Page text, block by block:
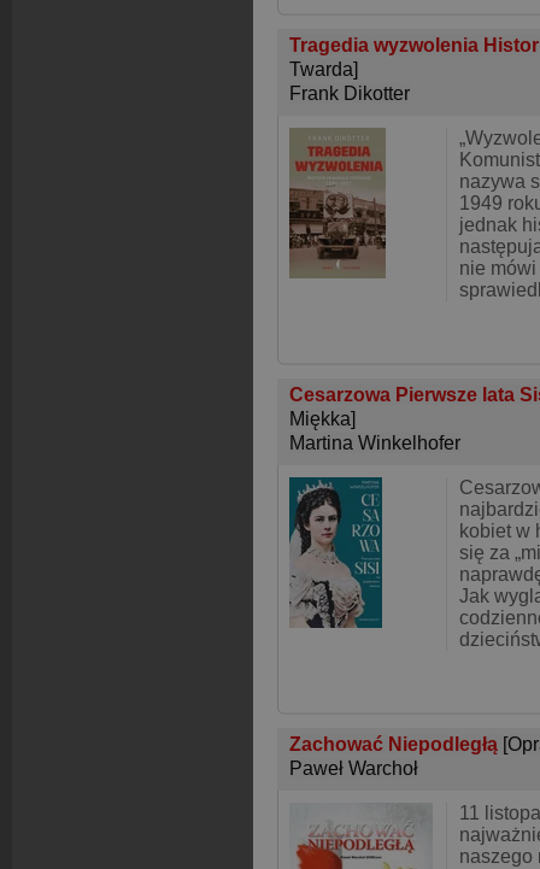
Tragedia wyzwolenia
Twarda]
Frank Dikotter
nazywa
1949
jednak
nie
Cesarzowa Pierwsze lata
Miękka]
Martina Winkelhofer
kobiet w
się za
Jak
Zachować Niepodległą
Paweł Warchoł
11
naszego